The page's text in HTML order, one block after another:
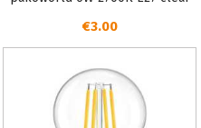
€3.00